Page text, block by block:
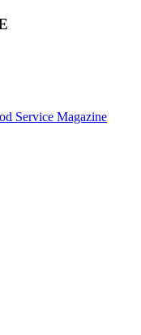
Service Magazine